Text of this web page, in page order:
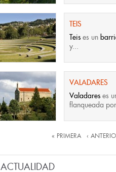
TEIS
Teis es un
y...
VALADARES
Valadares es
flanqueada
« PRIMERA ‹
ACTUALIDAD